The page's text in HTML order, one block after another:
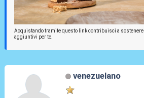
Acquistando tramite questo link contribuisci a
aggiuntivi per te.
venezuelano